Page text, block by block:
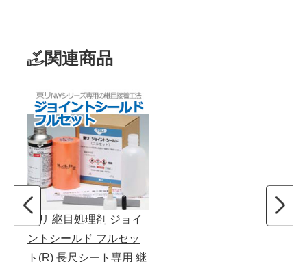
関連商品
東リ 継目処理剤 ジョイ
ントシールド フルセッ
ト(R) 長尺シート専用 継